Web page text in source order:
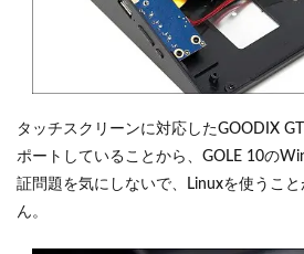
タッチスクリーンに対応したGOODIX
ポートしていることから、GOLE 10の
証問題を気にしないで、Linuxを使うこ
ん。